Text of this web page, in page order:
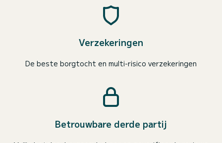
Verzekeringen
De beste borgtocht en multi-risico verzekeringen
Betrouwbare derde partij